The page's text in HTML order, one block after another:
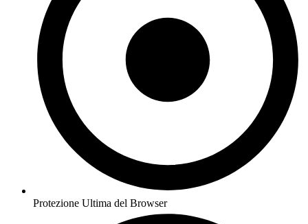
Protezione Ultima del Browser